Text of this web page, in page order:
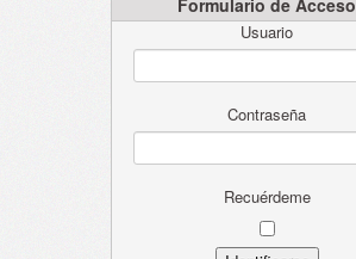
Usuario
Contraseña
Recuérdeme